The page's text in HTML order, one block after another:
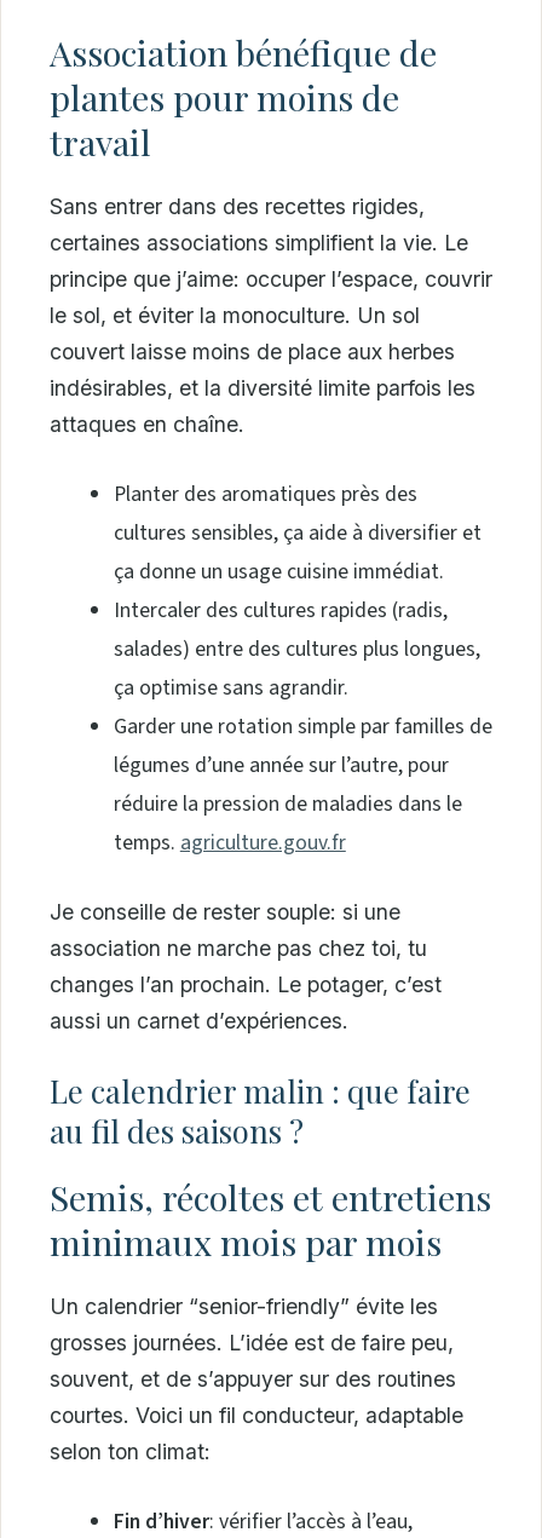
Association bénéfique de
plantes pour moins de
travail
Sans entrer dans des recettes rigides,
certaines associations simplifient la vie. Le
principe que j’aime: occuper l’espace, couvrir
le sol, et éviter la monoculture. Un sol
couvert laisse moins de place aux herbes
indésirables, et la diversité limite parfois les
attaques en chaîne.
Planter des aromatiques près des
cultures sensibles, ça aide à diversifier et
ça donne un usage cuisine immédiat.
Intercaler des cultures rapides (radis,
salades) entre des cultures plus longues,
ça optimise sans agrandir.
Garder une rotation simple par familles de
légumes d’une année sur l’autre, pour
réduire la pression de maladies dans le
temps. agriculture.gouv.fr
Je conseille de rester souple: si une
association ne marche pas chez toi, tu
changes l’an prochain. Le potager, c’est
aussi un carnet d’expériences.
Le calendrier malin : que faire
au fil des saisons ?
Semis, récoltes et entretiens
minimaux mois par mois
Un calendrier “senior-friendly” évite les
grosses journées. L’idée est de faire peu,
souvent, et de s’appuyer sur des routines
courtes. Voici un fil conducteur, adaptable
selon ton climat:
Fin d’hiver: vérifier l’accès à l’eau,